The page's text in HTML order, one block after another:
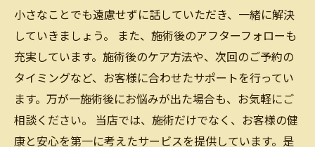
小さなことでも遠慮せずに話していただき、一緒に解決
していきましょう。 また、施術後のアフターフォローも
充実しています。施術後のケア方法や、次回のご予約の
タイミングなど、お客様に合わせたサポートを行ってい
ます。万が一施術後にお悩みが出た場合も、お気軽にご
相談ください。 当店では、施術だけでなく、お客様の健
康と安心を第一に考えたサービスを提供しています。是